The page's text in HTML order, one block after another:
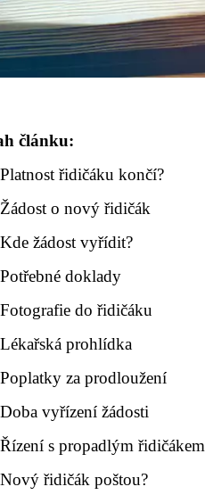
článku:
Platnost řidičáku končí?
Žádost o nový řidičák
Kde žádost vyřídit?
Potřebné doklady
Fotografie do řidičáku
Lékařská prohlídka
Poplatky za prodloužení
Doba vyřízení žádosti
Řízení s propadlým řidičákem
Nový řidičák poštou?